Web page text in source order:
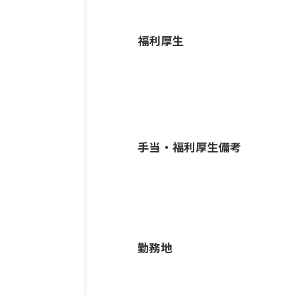
福利厚生
手当・福利厚生備考
勤務地